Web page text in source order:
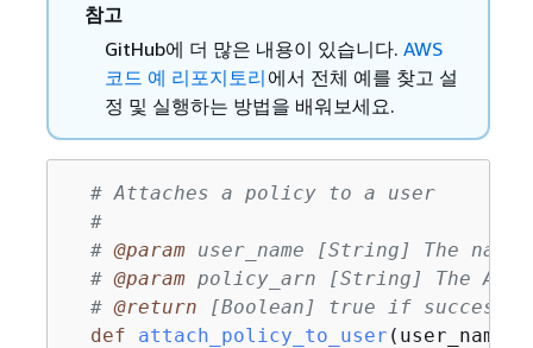
참고
GitHub에 더 많은 내용이 있습니다. AWS
코드 예 리포지토리 에서 전체 예를 찾고 설
정 및 실행하는 방법을 배워보세요.
# Attaches a policy to a user
#
# @param user_name [String] The
# @param policy_arn [String] The
# @return [Boolean] true if
def
attach_policy_to_user